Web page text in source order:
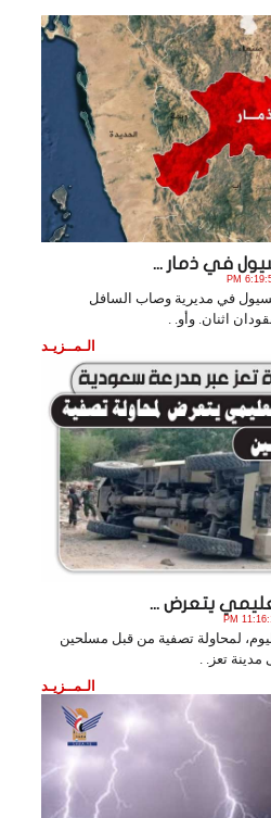
في مديرية وصاب السافل
الـمــزيـد
يتعرض ...
لمحاولة تصفية من قبل مسلحين
تعز. .
الـمــزيـد